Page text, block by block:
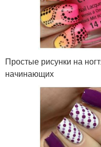
Простые рисунки на
начинающих